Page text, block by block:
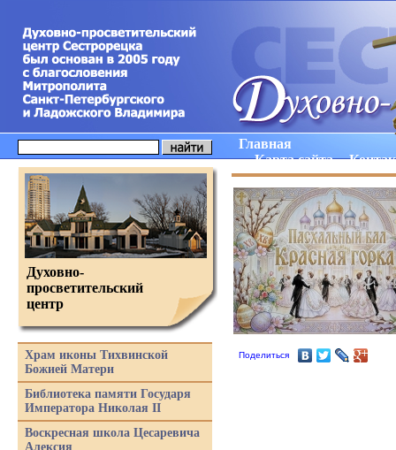
Главная
Карта сайта
Поделиться
Духовно-
просветительский
центр
Храм иконы Тихвинской
Божией Матери
Библиотека памяти Государя
Императора Николая II
Воскресная школа Цесаревича
Алексия